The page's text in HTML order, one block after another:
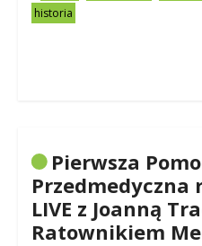
historia
Pierwsza
Przedmedyczna
LIVE z Joanną
Ratownikiem